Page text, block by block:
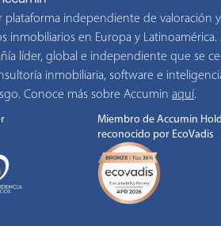
plataforma independiente de valoración
inmobiliarios en Europa y Latinoamérica.
líder, global e independiente que se
inmobiliaria, software e
Conoce más sobre Accumin aquí.
Miembro de Accumin
reconocido por EcoVadis